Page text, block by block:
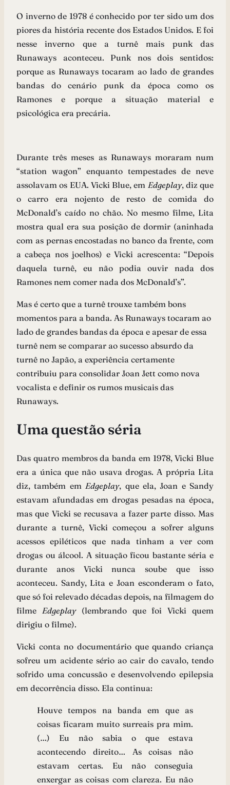
O inverno de 1978 é conhecido por ter sido um dos
piores da história recente dos Estados Unidos. E foi
nesse inverno que a turnê mais punk das
Runaways aconteceu. Punk nos dois sentidos:
porque as Runaways tocaram ao lado de grandes
bandas do cenário punk da época como os
Ramones e porque a situação material e
psicológica era precária.
Durante três meses as Runaways moraram num
“station wagon” enquanto tempestades de neve
assolavam os EUA. Vicki Blue, em Edgeplay, diz que
o carro era nojento de resto de comida do
McDonald’s caído no chão. No mesmo filme, Lita
mostra qual era sua posição de dormir (aninhada
com as pernas encostadas no banco da frente, com
a cabeça nos joelhos) e Vicki acrescenta: “Depois
daquela turnê, eu não podia ouvir nada dos
Ramones nem comer nada dos McDonald’s”.
Mas é certo que a turnê trouxe também bons
momentos para a banda. As Runaways tocaram ao
lado de grandes bandas da época e apesar de essa
turnê nem se comparar ao sucesso absurdo da
turnê no Japão, a experiência certamente
contribuiu para consolidar Joan Jett como nova
vocalista e definir os rumos musicais das
Runaways.
Uma questão séria
Das quatro membros da banda em 1978, Vicki Blue
era a única que não usava drogas. A própria Lita
diz, também em Edgeplay, que ela, Joan e Sandy
estavam afundadas em drogas pesadas na época,
mas que Vicki se recusava a fazer parte disso. Mas
durante a turnê, Vicki começou a sofrer alguns
acessos epiléticos que nada tinham a ver com
drogas ou álcool. A situação ficou bastante séria e
durante anos Vicki nunca soube que isso
aconteceu. Sandy, Lita e Joan esconderam o fato,
que só foi relevado décadas depois, na filmagem do
filme Edgeplay(lembrando que foi Vicki quem
dirigiu o filme).
Vicki conta no documentário que quando criança
sofreu um acidente sério ao cair do cavalo, tendo
sofrido uma concussão e desenvolvendo epilepsia
em decorrência disso. Ela continua:
Houve tempos na banda em que as
coisas ficaram muito surreais pra mim.
(…) Eu não sabia o que estava
acontecendo direito… As coisas não
estavam certas. Eu não conseguia
enxergar as coisas com clareza. Eu não